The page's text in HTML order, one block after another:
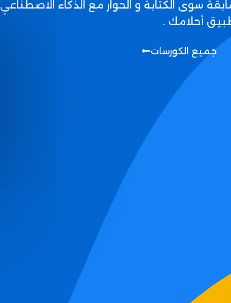
سوى الكتابة و الحوار مع الذكاء الاصطناعي
أحلامك .
جميع الكورسات